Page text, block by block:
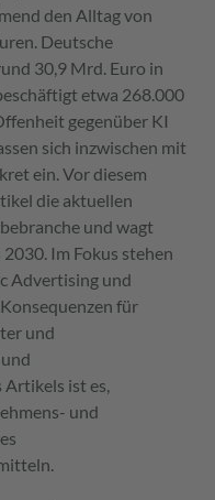
den Alltag von
Deutsche
30,9 Mrd. Euro in
etwa 268.000
gegenüber KI
sich inzwischen mit
ein. Vor diesem
die aktuellen
und wagt
Im Fokus stehen
Advertising und
für
und
ist es,
und